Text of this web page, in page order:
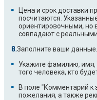
Цена и срок доставки
посчитаются.
ориентировочными, но
совпадают с реальными.
Заполните ваши данные.
Укажите фамилию, имя,
того человека, кто
В поле "Комментарий к
пожелания, а также